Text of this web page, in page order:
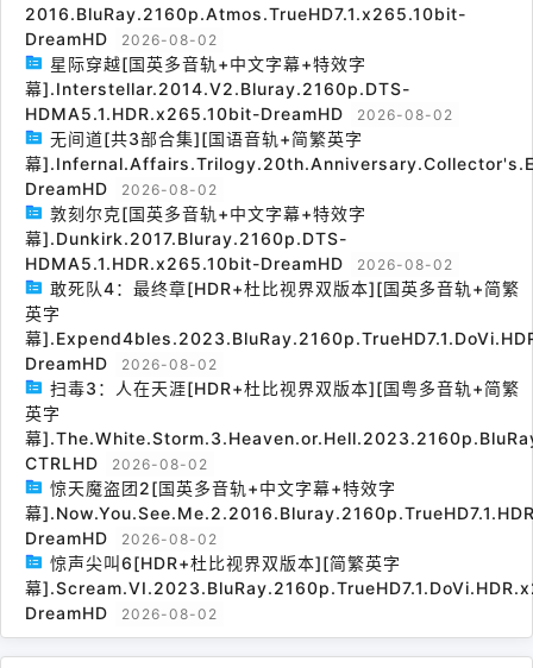
2016.BluRay.2160p.Atmos.TrueHD7.1.x265.10bit-
DreamHD
2026-08-02
星际穿越[国英多音轨+中文字幕+特效字
幕].Interstellar.2014.V2.Bluray.2160p.DTS-
HDMA5.1.HDR.x265.10bit-DreamHD
2026-08-02
无间道[共3部合集][国语音轨+简繁英字
幕
DreamHD
2026-08-02
敦刻尔克[国英多音轨+中文字幕+特效字
幕].Dunkirk.2017.Bluray.2160p.DTS-
HDMA5.1.HDR.x265.10bit-DreamHD
2026-08-02
敢死队4：最终章[HDR+杜比视界双版本][国英多音轨+简繁
英字
幕
DreamHD
2026-08-02
扫毒3：人在天涯[HDR+杜比视界双版本][国粤多音轨+简繁
英字
幕
CTRLHD
2026-08-02
惊天魔盗团2[国英多音轨+中文字幕+特效字
幕
DreamHD
2026-08-02
惊声尖叫6[HDR+杜比视界双版本][简繁英字
幕
DreamHD
2026-08-02